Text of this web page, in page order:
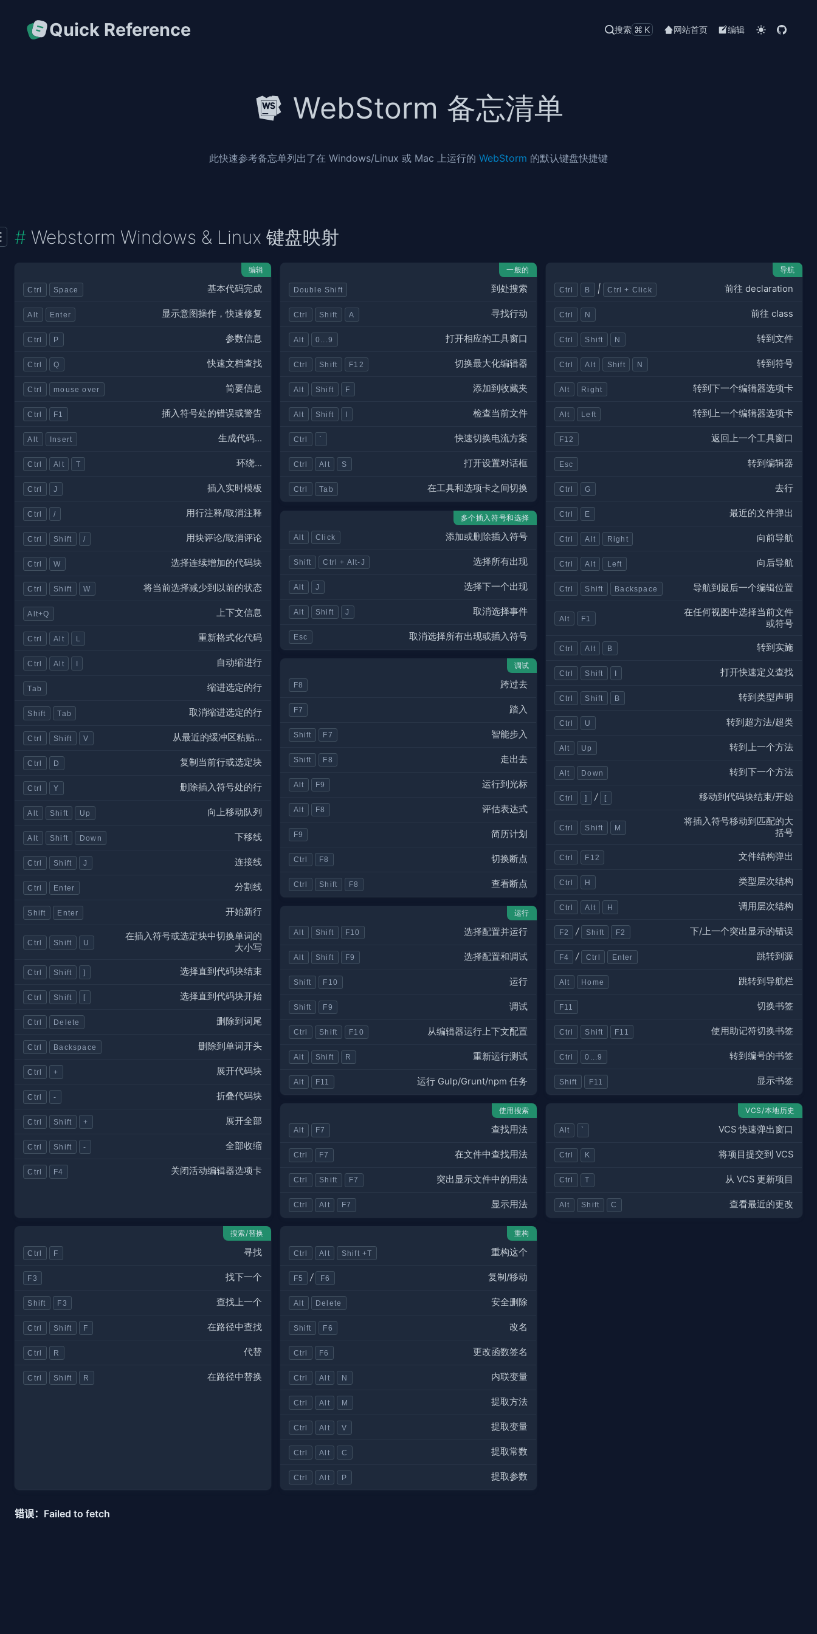
Quick Reference 搜索 ⌘K 网站首页 编辑
WebStorm 备忘清单
此快速参考备忘单列出了在 Windows/Linux 或 Mac 上运行的 WebStorm 的默认键盘快捷键
Webstorm Windows & Linux 键盘映射
编辑
Ctrl Space 基本代码完成
Alt Enter 显示意图操作，快速修复
Ctrl P 参数信息
Ctrl Q 快速文档查找
Ctrl mouse over 简要信息
Ctrl F1 插入符号处的错误或警告
Alt Insert 生成代码...
Ctrl Alt T 环绕...
Ctrl J 插入实时模板
Ctrl / 用行注释/取消注释
Ctrl Shift / 用块评论/取消评论
Ctrl W 选择连续增加的代码块
Ctrl Shift W 将当前选择减少到以前的状态
Alt+Q 上下文信息
Ctrl Alt L 重新格式化代码
Ctrl Alt I 自动缩进行
Tab 缩进选定的行
Shift Tab 取消缩进选定的行
Ctrl Shift V 从最近的缓冲区粘贴...
Ctrl D 复制当前行或选定块
Ctrl Y 删除插入符号处的行
Alt Shift Up 向上移动队列
Alt Shift Down 下移线
Ctrl Shift J 连接线
Ctrl Enter 分割线
Shift Enter 开始新行
Ctrl Shift U
在插入符号或选定块中切换单词的
大小写
Ctrl Shift ] 选择直到代码块结束
Ctrl Shift [ 选择直到代码块开始
Ctrl Delete 删除到词尾
Ctrl Backspace 删除到单词开头
Ctrl + 展开代码块
Ctrl - 折叠代码块
Ctrl Shift + 展开全部
Ctrl Shift - 全部收缩
Ctrl F4 关闭活动编辑器选项卡
一般的
Double Shift 到处搜索
Ctrl Shift A 寻找行动
Alt 0...9 打开相应的工具窗口
Ctrl Shift F12 切换最大化编辑器
Alt Shift F 添加到收藏夹
Alt Shift I 检查当前文件
Ctrl ` 快速切换电流方案
Ctrl Alt S 打开设置对话框
Ctrl Tab 在工具和选项卡之间切换
导航
Ctrl B | Ctrl + Click 前往 declaration
Ctrl N 前往 class
Ctrl Shift N 转到文件
Ctrl Alt Shift N 转到符号
Alt Right 转到下一个编辑器选项卡
Alt Left 转到上一个编辑器选项卡
F12 返回上一个工具窗口
Esc 转到编辑器
Ctrl G 去行
Ctrl E 最近的文件弹出
Ctrl Alt Right 向前导航
Ctrl Alt Left 向后导航
Ctrl Shift Backspace 导航到最后一个编辑位置
Alt F1
在任何视图中选择当前文件
或符号
Ctrl Alt B 转到实施
Ctrl Shift I 打开快速定义查找
Ctrl Shift B 转到类型声明
Ctrl U 转到超方法/超类
Alt Up 转到上一个方法
Alt Down 转到下一个方法
Ctrl ] / [ 移动到代码块结束/开始
Ctrl Shift M
将插入符号移动到匹配的大
括号
Ctrl F12 文件结构弹出
Ctrl H 类型层次结构
Ctrl Alt H 调用层次结构
F2 / Shift F2 下/上一个突出显示的错误
F4 / Ctrl Enter 跳转到源
Alt Home 跳转到导航栏
F11 切换书签
Ctrl Shift F11 使用助记符切换书签
Ctrl 0...9 转到编号的书签
Shift F11 显示书签
多个插入符号和选择
Alt Click 添加或删除插入符号
Shift Ctrl + Alt-J 选择所有出现
Alt J 选择下一个出现
Alt Shift J 取消选择事件
Esc 取消选择所有出现或插入符号
调试
F8 跨过去
F7 踏入
Shift F7 智能步入
Shift F8 走出去
Alt F9 运行到光标
Alt F8 评估表达式
F9 简历计划
Ctrl F8 切换断点
Ctrl Shift F8 查看断点
运行
Alt Shift F10 选择配置并运行
Alt Shift F9 选择配置和调试
Shift F10 运行
Shift F9 调试
Ctrl Shift F10 从编辑器运行上下文配置
Alt Shift R 重新运行测试
Alt F11 运行 Gulp/Grunt/npm 任务
使用搜索
Alt F7 查找用法
Ctrl F7 在文件中查找用法
Ctrl Shift F7 突出显示文件中的用法
Ctrl Alt F7 显示用法
VCS/本地历史
Alt ` VCS 快速弹出窗口
Ctrl K 将项目提交到 VCS
Ctrl T 从 VCS 更新项目
Alt Shift C 查看最近的更改
搜索/替换
Ctrl F 寻找
F3 找下一个
Shift F3 查找上一个
Ctrl Shift F 在路径中查找
Ctrl R 代替
Ctrl Shift R 在路径中替换
重构
Ctrl Alt Shift +T 重构这个
F5 / F6 复制/移动
Alt Delete 安全删除
Shift F6 改名
Ctrl F6 更改函数签名
Ctrl Alt N 内联变量
Ctrl Alt M 提取方法
Ctrl Alt V 提取变量
Ctrl Alt C 提取常数
Ctrl Alt P 提取参数